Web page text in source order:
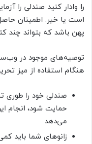
را وادار کنید صندلی را
است یا خیر. اطمینان
پهن باشد که بتواند چند
هنگام استفاده از میز
صندلی خود را طوری
حمایت شود، انجام
می‌دهد
زانوهای شما باید